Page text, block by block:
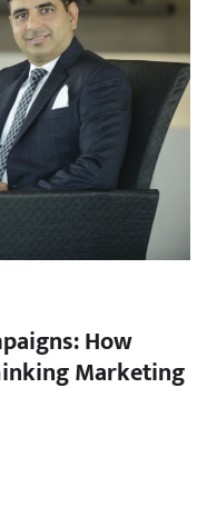
How
Marketing